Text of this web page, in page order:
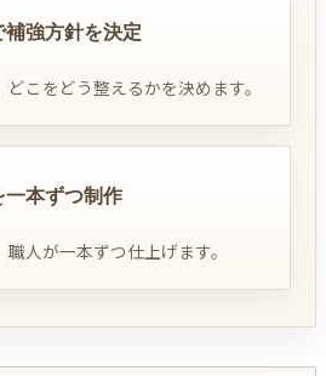
強方針を決定
こをどう整えるかを決めます。
本ずつ制作
人が一本ずつ仕上げます。